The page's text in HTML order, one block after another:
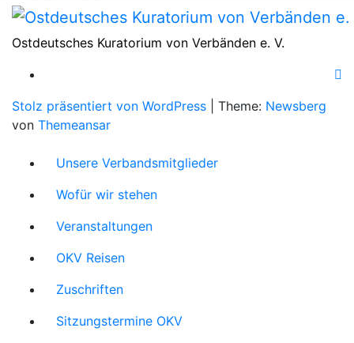
Ostdeutsches Kuratorium von Verbänden e. V.
Stolz präsentiert von WordPress Theme: Newsberg
von Themeansar
Unsere Verbandsmitglieder
Wofür wir stehen
Veranstaltungen
OKV Reisen
Zuschriften
Sitzungstermine OKV